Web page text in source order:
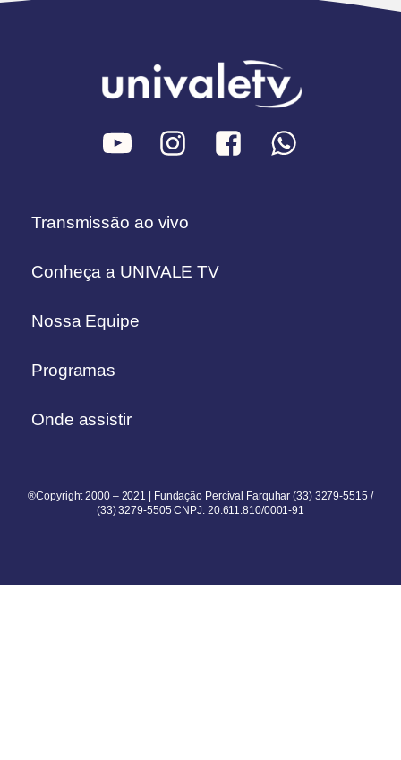
Transmissão ao vivo
Conheça a UNIVALE TV
Nossa Equipe
Programas
Onde assistir
®Copyright 2000 – 2021 | Fundação Percival Farquhar (33) 3279-5515 /
(33) 3279-5505 CNPJ: 20.611.810/0001-91